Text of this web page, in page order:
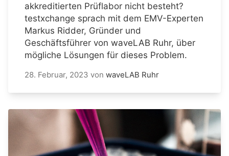
akkreditierten Prüflabor nicht besteht?
testxchange sprach mit dem EMV-Experten
Markus Ridder, Gründer und
Geschäftsführer von waveLAB Ruhr, über
mögliche Lösungen für dieses Problem.
28. Februar, 2023 von waveLAB Ruhr